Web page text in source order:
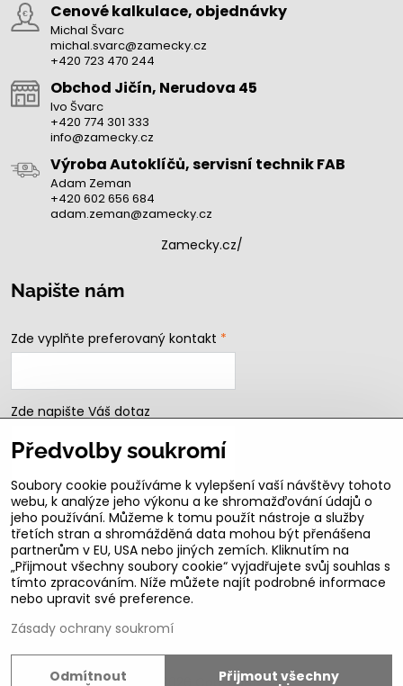
Cenové kalkulace, objednávky
Michal Švarc
michal.svarc@zamecky.cz
+420 723 470 244
Obchod Jičín, Nerudova 45
Ivo Švarc
+420 774 301 333
info@zamecky.cz
Výroba Autoklíčů, servisní technik FAB
Adam Zeman
+420 602 656 684
adam.zeman@zamecky.cz
Zamecky.cz/
Napište nám
Zde vyplňte preferovaný kontakt *
Zde napište Váš dotaz
Odeslat
B2b podmínky pro registrované partnery
Předvolby soukromí
Soubory cookie používáme k vylepšení vaší návštěvy tohoto
webu, k analýze jeho výkonu a ke shromažďování údajů o
jeho používání. Můžeme k tomu použít nástroje a služby
třetích stran a shromážděná data mohou být přenášena
partnerům v EU, USA nebo jiných zemích. Kliknutím na
„Přijmout všechny soubory cookie“ vyjadřujete svůj souhlas s
tímto zpracováním. Níže můžete najít podrobné informace
nebo upravit své preference.
Zásady ochrany soukromí
Přijmout všechny
Odmítnout